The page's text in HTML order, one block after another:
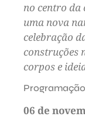
no centro da
uma nova
celebração
construções
corpos e
Programação
06 de